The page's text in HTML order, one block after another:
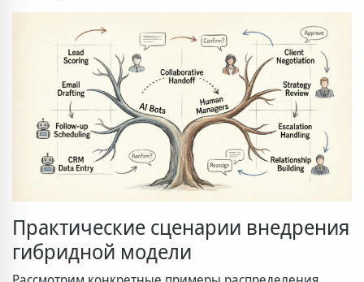
Практические сценарии внедрения
гибридной модели